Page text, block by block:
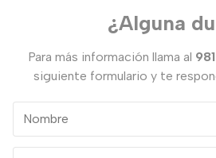
¿Alguna
Para más información llama al
siguiente formulario y te